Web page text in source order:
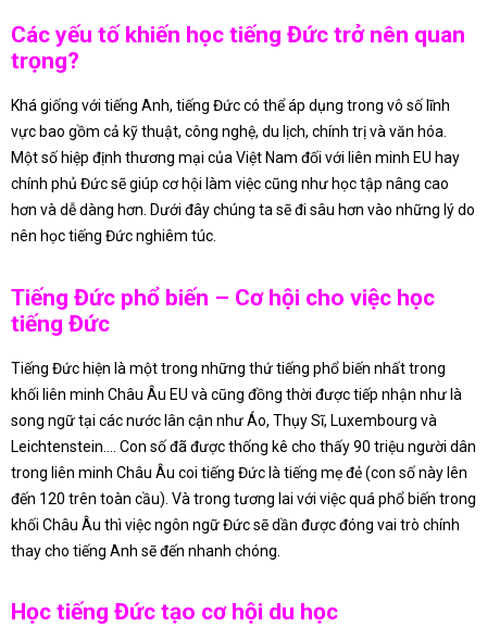
Các yếu tố khiến học tiếng Đức trở nên quan
trọng?
Khá giống với tiếng Anh, tiếng Đức có thể áp dụng trong vô số lĩnh
vực bao gồm cả kỹ thuật, công nghệ, du lịch, chính trị và văn hóa.
Một số hiệp định thương mại của Việt Nam đối với liên minh EU hay
chính phủ Đức sẽ giúp cơ hội làm việc cũng như học tập nâng cao
hơn và dễ dàng hơn. Dưới đây chúng ta sẽ đi sâu hơn vào những lý do
nên học tiếng Đức nghiêm túc.
Tiếng Đức phổ biến – Cơ hội cho việc học
tiếng Đức
Tiếng Đức hiện là một trong những thứ tiếng phổ biến nhất trong
khối liên minh Châu Âu EU và cũng đồng thời được tiếp nhận như là
song ngữ tại các nước lân cận như Áo, Thụy Sĩ, Luxembourg và
Leichtenstein…. Con số đã được thống kê cho thấy 90 triệu người dân
trong liên minh Châu Âu coi tiếng Đức là tiếng mẹ đẻ (con số này lên
đến 120 trên toàn cầu). Và trong tương lai với việc quá phổ biến trong
khối Châu Âu thì việc ngôn ngữ Đức sẽ dần được đóng vai trò chính
thay cho tiếng Anh sẽ đến nhanh chóng.
Học tiếng Đức tạo cơ hội du học